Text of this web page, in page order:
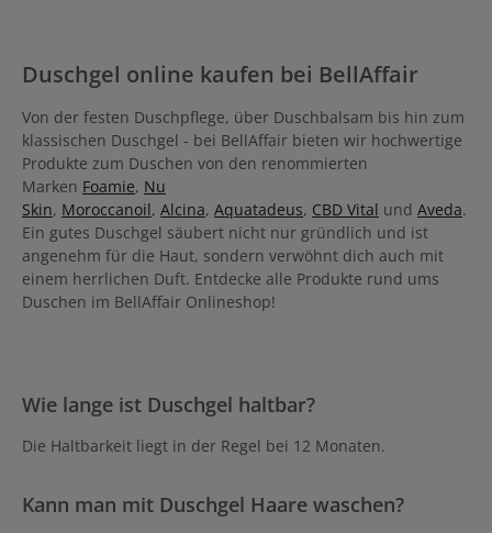
Duschgel online kaufen bei BellAffair
Von der festen Duschpflege, über Duschbalsam bis hin zum
klassischen Duschgel - bei BellAffair bieten wir hochwertige
Produkte zum Duschen von den renommierten
Marken Foamie, Nu
Skin, Moroccanoil, Alcina, Aquatadeus, CBD Vital und Aveda.
Ein gutes Duschgel säubert nicht nur gründlich und ist
angenehm für die Haut, sondern verwöhnt dich auch mit
einem herrlichen Duft. Entdecke alle Produkte rund ums
Duschen im BellAffair Onlineshop!
Wie lange ist Duschgel haltbar?
Die Haltbarkeit liegt in der Regel bei 12 Monaten.
Kann man mit Duschgel Haare waschen?